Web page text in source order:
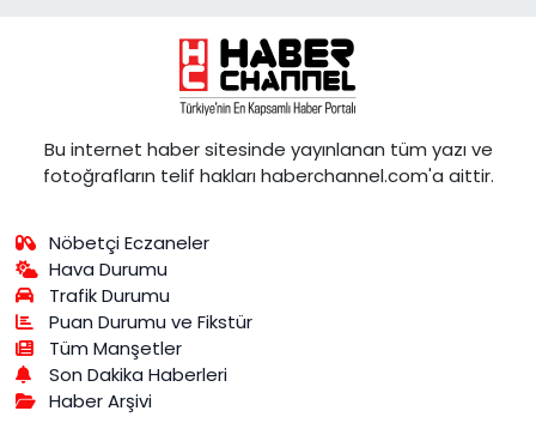
Bu internet haber sitesinde yayınlanan tüm yazı ve
fotoğrafların telif hakları haberchannel.com'a aittir.
Nöbetçi Eczaneler
Hava Durumu
Trafik Durumu
Puan Durumu ve Fikstür
Tüm Manşetler
Son Dakika Haberleri
Haber Arşivi